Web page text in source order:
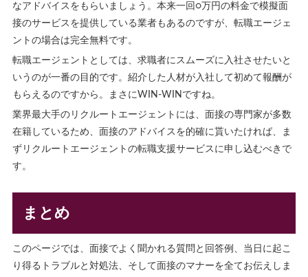
なアドバイスをもらいましょう。本来一回○万円の料金で模擬面
接のサービスを提供している業者もあるのですが、転職エージェ
ントの場合は完全無料です。
転職エージェントとしては、求職者にスムーズに入社させたいと
いうのが一番の目的です。紹介した人材が入社して初めて報酬が
もらえるのですから。まさにWIN-WINですね。
業界最大手のリクルートエージェントには、面接の専門家が多数
在籍しているため、面接のアドバイスを的確に貰いたければ、ま
ずリクルートエージェントの転職支援サービスに申し込むべきで
す。
まとめ
このページでは、面接でよく聞かれる質問と回答例、当日に起こ
り得るトラブルと対処法、そして面接のマナーを全てお伝えしま